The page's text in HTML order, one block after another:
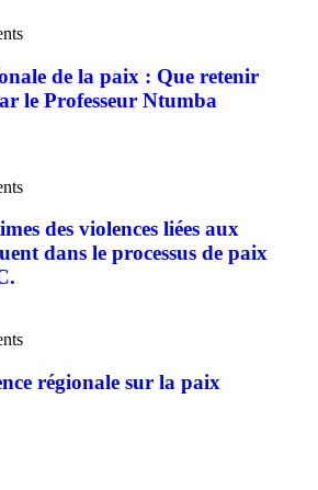
de la paix : Que retenir
le Professeur Ntumba
des violences liées aux
dans le processus de paix
régionale sur la paix